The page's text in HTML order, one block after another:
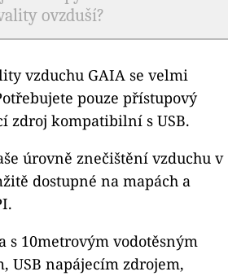
ovzduší?
vzduchu GAIA se velmi
pouze přístupový
zdroj kompatibilní s USB.
úrovně znečištění vzduchu v
dostupné na mapách a
s 10metrovým vodotěsným
USB napájecím zdrojem,